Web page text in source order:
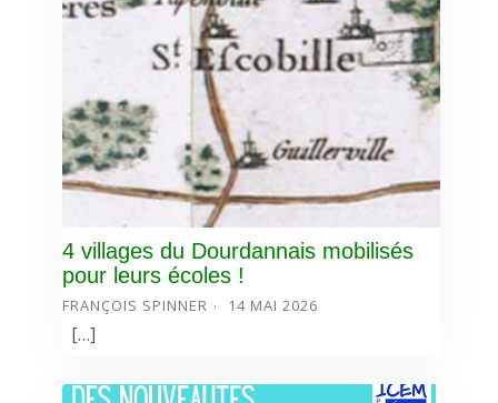
4 villages du Dourdannais mobilisés
pour leurs écoles !
FRANÇOIS SPINNER 14 MAI 2026
[…]